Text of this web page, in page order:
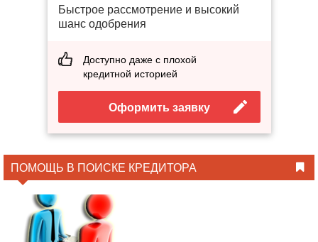
Быстрое рассмотрение и высокий
шанс одобрения
Доступно даже с плохой
кредитной историей
Оформить заявку
ПОМОЩЬ В ПОИСКЕ КРЕДИТОРА